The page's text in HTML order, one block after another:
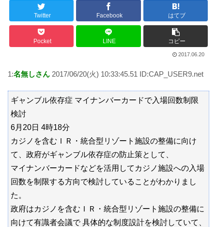
Twitter Facebook はてブ
Pocket LINE コピー
2017.06.20
1:名無しさん 2017/06/20(火) 10:33:45.51 ID:CAP_USER9.net
ギャンブル依存症 マイナンバーカードで入場回数制限
検討
6月20日 4時18分
カジノを含むＩＲ・統合型リゾート施設の整備に向け
て、政府がギャンブル依存症の防止策として、
マイナンバーカードなどを活用してカジノ施設への入場
回数を制限する方向で検討していることがわかりまし
た。
政府はカジノを含むＩＲ・統合型リゾート施設の整備に
向けて有識者会議で 具体的な制度設計を検討していて、